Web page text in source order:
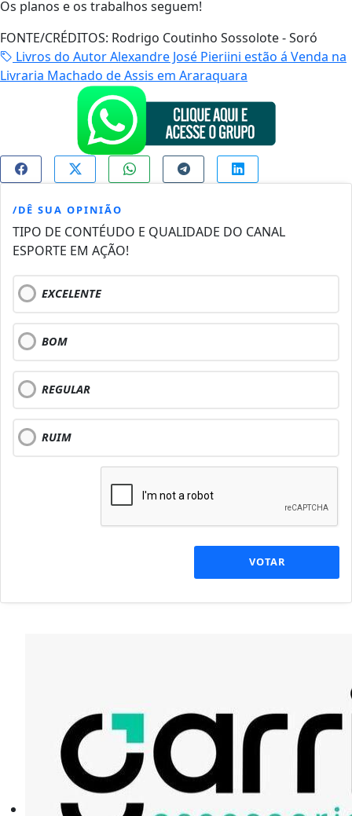
Os planos e os trabalhos seguem!
FONTE/CRÉDITOS: Rodrigo Coutinho Sossolote - Soró
Livros do Autor Alexandre José Pieriini estão á Venda na
Livraria Machado de Assis em Araraquara
/DÊ SUA OPINIÃO
TIPO DE CONTÉUDO E QUALIDADE DO CANAL
ESPORTE EM AÇÃO!
EXCELENTE
BOM
REGULAR
RUIM
VOTAR